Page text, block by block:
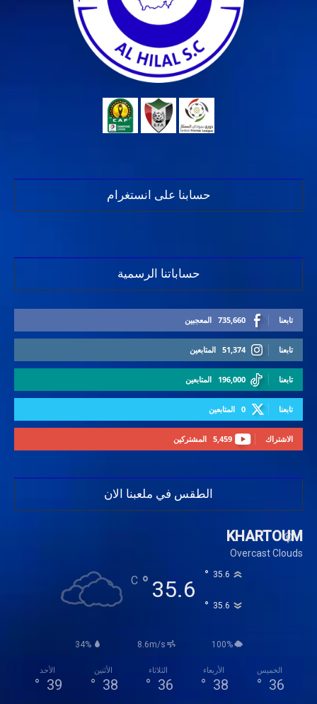
حسابنا على انستغرام
حساباتنا الرسمية
735,660 المعجبين تابعنا
51,374 المتابعين تابعنا
196,000 المتابعين تابعنا
0 المتابعين تابعنا
5,459 المشتركين الاشتراك
الطقس في ملعبنا الان
KHARTOUM
Overcast Clouds
35.6
°
C 35.6
°
35.6
°
34% 8.6m/s 100%
الأحد
39
°
الأثنين
38
°
الثلاثاء
36
°
الأربعاء
38
°
الخميس
36
°